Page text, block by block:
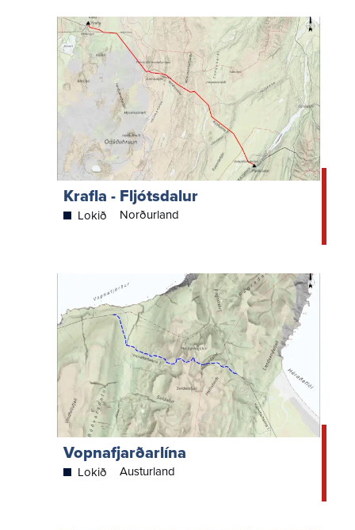
Krafla - Fljótsdalur
Lokið Norðurland
Vopnafjarðarlína
Lokið Austurland